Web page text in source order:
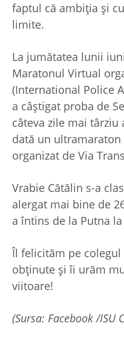
faptul că ambiția și
limite.
La jumătatea lunii
Maratonul Virtual
(International Police
a câștigat proba de
câteva zile mai
dată un ultramaraton
organizat de Via
Vrabie Cătălin s-a
alergat mai bine de
a întins de la Putna
Îl felicităm pe
obținute și îi urăm
viitoare!
(Sursa: Facebook /ISU